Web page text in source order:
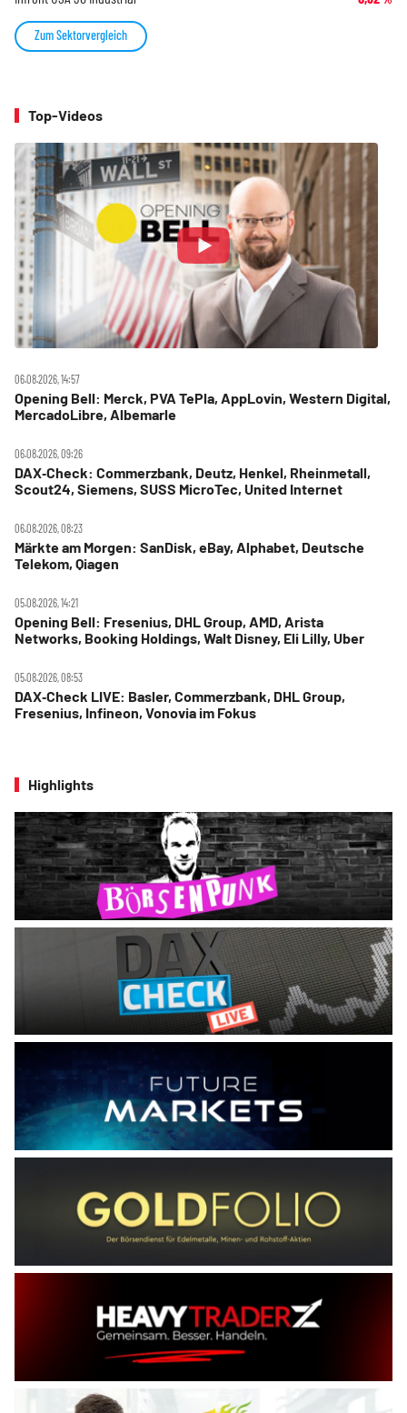
Zum Sektorvergleich
Top-Videos
06.08.2026, 14:57
Opening Bell: Merck, PVA TePla, AppLovin, Western Digital,
MercadoLibre, Albemarle
06.08.2026, 09:26
DAX‑Check: Commerzbank, Deutz, Henkel, Rheinmetall,
Scout24, Siemens, SUSS MicroTec, United Internet
06.08.2026, 08:23
Märkte am Morgen: SanDisk, eBay, Alphabet, Deutsche
Telekom, Qiagen
05.08.2026, 14:21
Opening Bell: Fresenius, DHL Group, AMD, Arista
Networks, Booking Holdings, Walt Disney, Eli Lilly, Uber
05.08.2026, 08:53
DAX‑Check LIVE: Basler, Commerzbank, DHL Group,
Fresenius, Infineon, Vonovia im Fokus
Highlights